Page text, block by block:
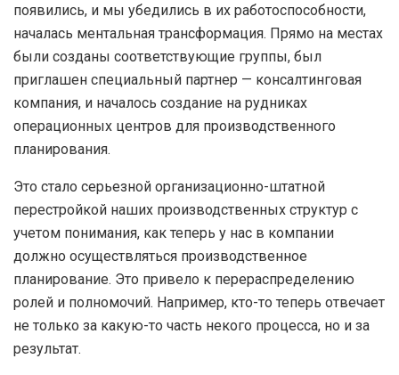
появились, и мы убедились в их работоспособности,
началась ментальная трансформация. Прямо на местах
были созданы соответствующие группы, был
приглашен специальный партнер — консалтинговая
компания, и началось создание на рудниках
операционных центров для производственного
планирования.
Это стало серьезной организационно-штатной
перестройкой наших производственных структур с
учетом понимания, как теперь у нас в компании
должно осуществляться производственное
планирование. Это привело к перераспределению
ролей и полномочий. Например, кто-то теперь отвечает
не только за какую-то часть некого процесса, но и за
результат.